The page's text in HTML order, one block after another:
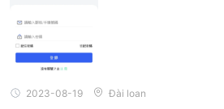
2023-08-19 Đài loan